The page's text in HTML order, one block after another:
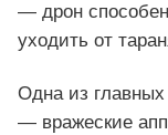
— дрон
уходить от
Одна из главных
— вражеские